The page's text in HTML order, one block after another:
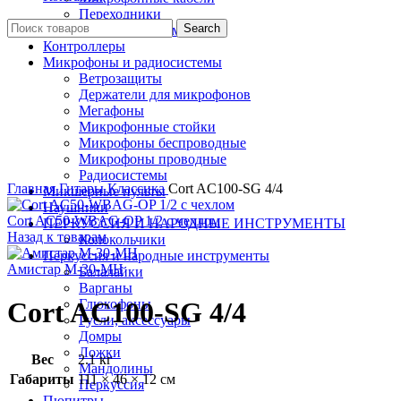
Переходники
Штекера, разъемы
Контроллеры
Микрофоны и радиосистемы
Ветрозащиты
Держатели для микрофонов
Мегафоны
Микрофонные стойки
Микрофоны беспроводные
Микрофоны проводные
Радиосистемы
Микшерные пульты
Наушники
ПЕРКУССИЯ И НАРОДНЫЕ ИНСТРУМЕНТЫ
Колокольчики
Перкуссия и народные инструменты
Балалайки
Варганы
Глюкофоны
Гусли, аксессуары
Домры
Ложки
Мандолины
Перкуссия
Search
ГлавнаяГитарыКлассикаCort AC100-SG 4/4
Cort AC50-WBAG-OP 1/2 с чехлом
Назад к товарам
Амистар M-30-MH
Cort AC100-SG 4/4
Вес
2.1 кг
Габариты 111 × 46 × 12 см